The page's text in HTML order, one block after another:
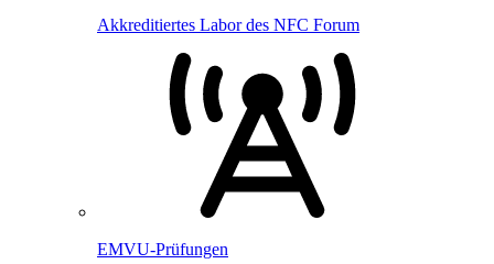
Akkreditiertes Labor des NFC Forum
EMVU-Prüfungen